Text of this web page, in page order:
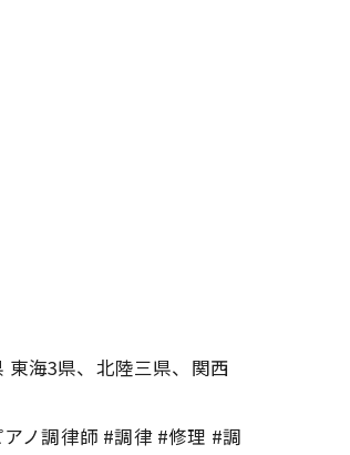
海3県、北陸三県、関西
ノ調律師 #調律 #修理 #調